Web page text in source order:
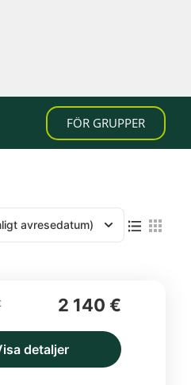
FÖR GRUPPER
avresedatum)
2 140 €
detaljer